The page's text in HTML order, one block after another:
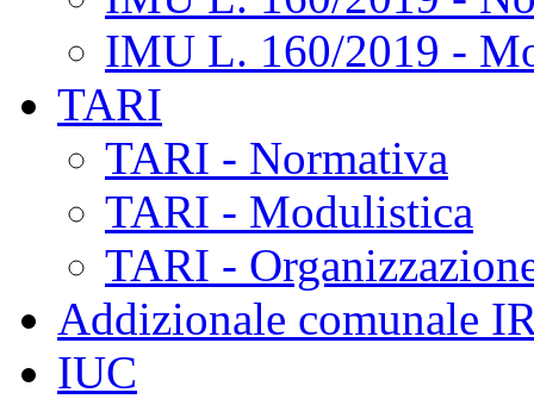
IMU L. 160/2019 -
TARI
TARI - Normativa
TARI - Modulistica
TARI -
Addizionale comunale
IUC